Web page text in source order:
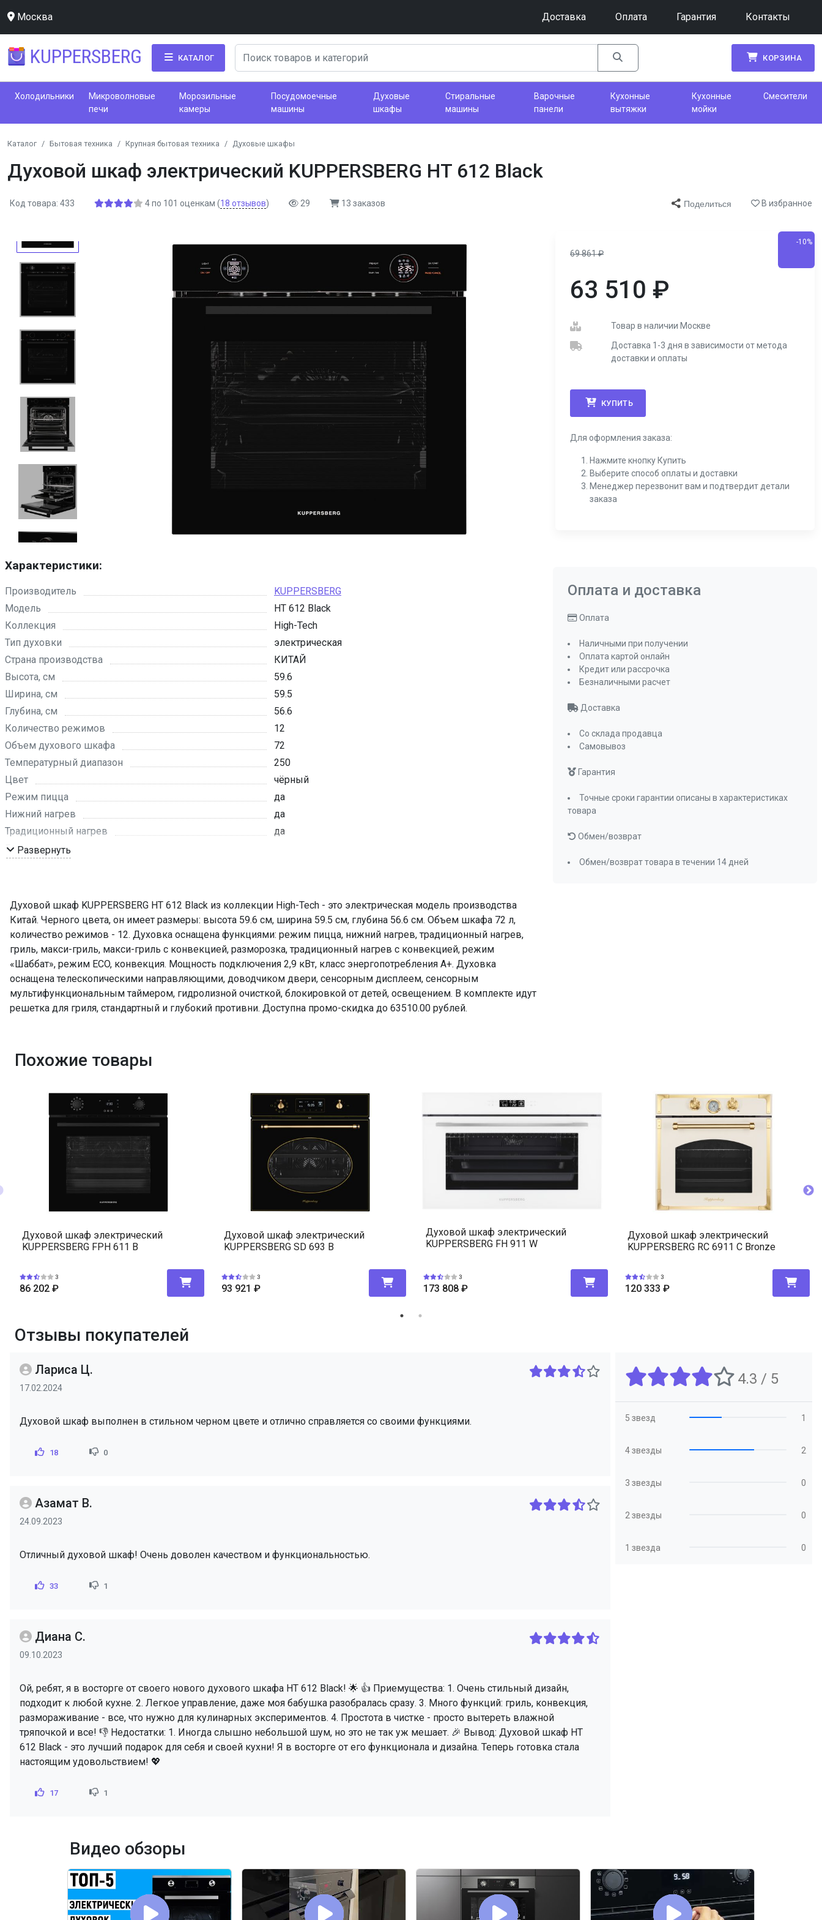
Москва Доставка Оплата Гарантия Контакты
KUPPERSBERG КАТАЛОГ КОРЗИНА
Холодильники
Микроволновые
печи
Морозильные
камеры
Посудомоечные
машины
Духовые
шкафы
Стиральные
машины
Варочные
панели
Кухонные
вытяжки
Кухонные
мойки
Смесители
Каталог Бытовая техника Крупная бытовая техника Духовые шкафы
Духовой шкаф электрический KUPPERSBERG HT 612 Black
Код товара: 433 4по 101 оценкам (18 отзывов) 29 13 заказов Поделиться В избранное
69 861₽
-10%
63 510 ₽
Товар в наличии Москве
Доставка 1-3 дня в зависимости от метода
доставки и оплаты
КУПИТЬ
Для оформления заказа:
Нажмите кнопку Купить
Выберите способ оплаты и доставки
Менеджер перезвонит вам и подтвердит детали
заказа
Характеристики:
Производитель
KUPPERSBERG
Модель
HT 612 Black
Коллекция
High-Tech
Тип духовки
электрическая
Страна производства
КИТАЙ
Высота, см
59.6
Ширина, см
59.5
Глубина, см
56.6
Количество режимов
12
Объем духового шкафа
72
Температурный диапазон
250
Цвет
чёрный
Режим пицца
да
Нижний нагрев
да
Традиционный нагрев
да
Гриль
Разморозка
да
Традиционный нагрев с конвекцией
да
Режим «Шаббат»
да
Режим ECO
да
Конвекция
да
Съемная дверца духового шкафа
да
Мощность подключения
Доводчик двери
сенсорный, мультифункциональный
Очистка духовки
гидролизная
Количество стекол дверцы
Блокировка от детей
да
да
Решетка для гриля
да
Стандартный противень
да
ПРОМО Скидка
=63510.00
Развернуть
Духовой шкаф KUPPERSBERG HT 612 Black из коллекции High-Tech - это электрическая модель производства
Китай. Черного цвета, он имеет размеры: высота 59.6 см, ширина 59.5 см, глубина 56.6 см. Объем шкафа 72 л,
количество режимов - 12. Духовка оснащена функциями: режим пицца, нижний нагрев, традиционный нагрев,
гриль, макси-гриль, макси-гриль с конвекцией, разморозка, традиционный нагрев с конвекцией, режим
«Шаббат», режим ECO, конвекция. Мощность подключения 2,9 кВт, класс энергопотребления A+. Духовка
оснащена телескопическими направляющими, доводчиком двери, сенсорным дисплеем, сенсорным
мультифункциональным таймером, гидролизной очисткой, блокировкой от детей, освещением. В комплекте идут
решетка для гриля, стандартный и глубокий противни. Доступна промо-скидка до 63510.00 рублей.
Оплата и доставка
Оплата
Наличными при получении
Оплата картой онлайн
Кредит или рассрочка
Безналичными расчет
Доставка
Со склада продавца
Самовывоз
Гарантия
Точные сроки гарантии описаны в характеристиках
товара
Обмен/возврат
Обмен/возврат товара в течении 14 дней
Похожие товары
Духовой шкаф электрический
KUPPERSBERG FPH 611 B
3
86 202 ₽
Духовой шкаф электрический
KUPPERSBERG SD 693 B
3
93 921 ₽
Духовой шкаф электрический
KUPPERSBERG FH 911 W
3
173 808 ₽
Духовой шкаф электрический
KUPPERSBERG RC 6911 C Bronze
3
120 333 ₽
Отзывы покупателей
Лариса Ц.
17.02.2024
Духовой шкаф выполнен в стильном черном цвете и отлично справляется со своими функциями.
18 0
Азамат В.
24.09.2023
Отличный духовой шкаф! Очень доволен качеством и функциональностью.
33 1
Диана С.
09.10.2023
Ой, ребят, я в восторге от своего нового духового шкафа HT 612 Black! 🌟 👍 Приемущества: 1. Очень стильный дизайн,
подходит к любой кухне. 2. Легкое управление, даже моя бабушка разобралась сразу. 3. Много функций: гриль, конвекция,
размораживание - все, что нужно для кулинарных экспериментов. 4. Простота в чистке - просто вытереть влажной
тряпочкой и все! 👎 Недостатки: 1. Иногда слышно небольшой шум, но это не так уж мешает. 🎉 Вывод: Духовой шкаф HT
612 Black - это лучший подарок для себя и своей кухни! Я в восторге от его функционала и дизайна. Теперь готовка стала
настоящим удовольствием! 💖
17 1
4.3 / 5
5 звезд 1
4 звезды 2
3 звезды 0
2 звезды 0
1 звезда 0
Видео обзоры